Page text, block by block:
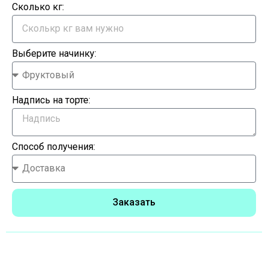
Сколько кг:
Выберите начинку:
Надпись на торте:
Способ получения:
Заказать